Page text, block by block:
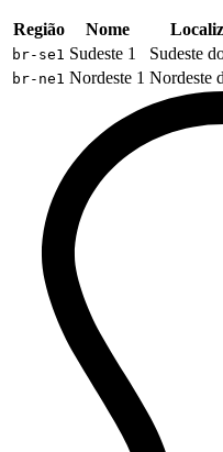
Região Nome
br-se1 Sudeste 1 Sudeste
br-ne1 Nordeste 1 Nordeste